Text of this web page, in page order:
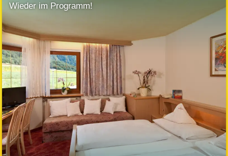
Wieder im Programm!